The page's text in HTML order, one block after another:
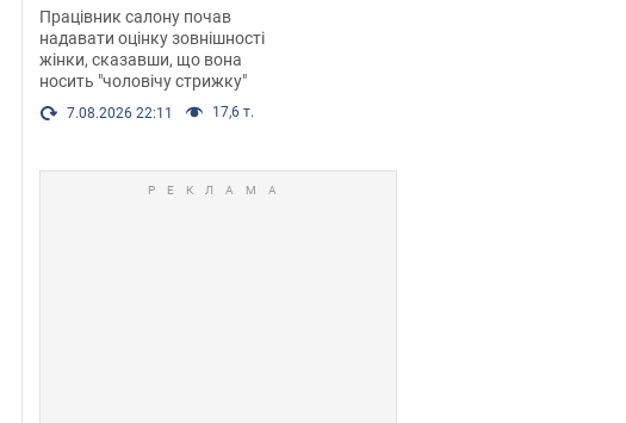
після хімієтерапії,
розгорівся скандал.
Фото
Працівник салону почав
надавати оцінку зовнішності
жінки, сказавши, що вона
носить "чоловічу стрижку"
7.08.2026 22:11 17,6 т.